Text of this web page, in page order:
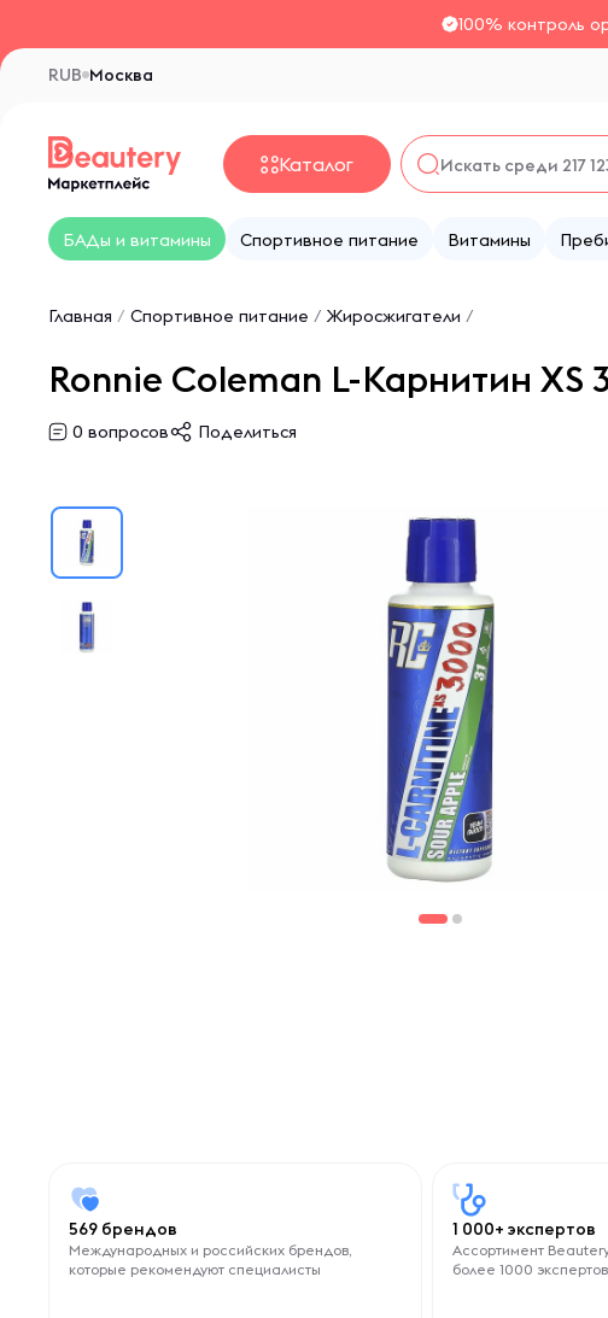
100% контроль
Москва
RUB
Каталог
БАДы и витамины Спортивное питание Витамины
Главная / Спортивное питание / Жиросжигатели /
Ronnie Coleman L-Карнитин
0 вопросов Поделиться
569 брендов
Международных и российских брендов,
которые рекомендуют специалисты
1 000+ экспертов
Ассортимент
более 1000